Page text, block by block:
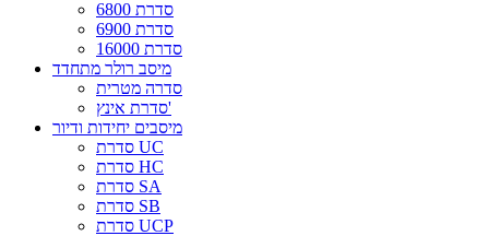
סדרת 6800
סדרת 6900
סדרת 16000
מיסב רולר מתחדד
סדרה מטרית
סדרת אינץ'
מיסבים יחידות ודיור
סדרת UC
סדרת HC
סדרת SA
סדרת SB
סדרת UCP